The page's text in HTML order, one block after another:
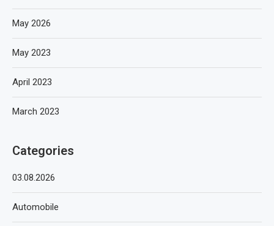
May 2026
May 2023
April 2023
March 2023
Categories
03.08.2026
Automobile